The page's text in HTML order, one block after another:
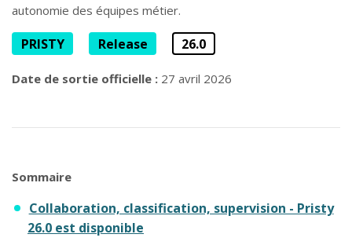
autonomie des équipes métier.
PRISTY Release 26.0
Date de sortie officielle : 27 avril 2026
Sommaire
Collaboration, classification, supervision - Pristy
26.0 est disponible